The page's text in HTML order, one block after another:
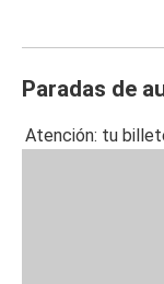
Paradas de
Atención: tu